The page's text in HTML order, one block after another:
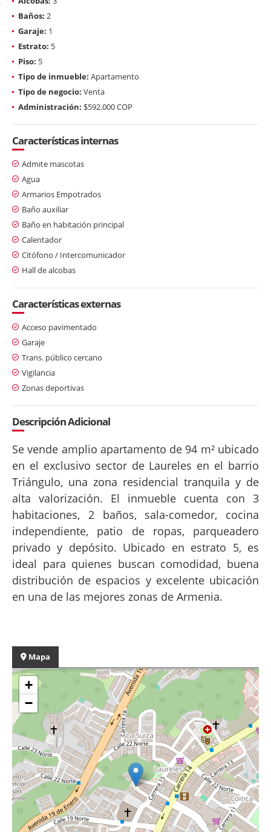
Baños: 2
Garaje: 1
Estrato: 5
Piso: 5
Tipo de inmueble: Apartamento
Tipo de negocio: Venta
Administración: $592.000 COP
Características internas
Admite mascotas
Agua
Armarios Empotrados
Baño auxiliar
Baño en habitación principal
Calentador
Citófono / Intercomunicador
Hall de alcobas
Características externas
Acceso pavimentado
Garaje
Trans. público cercano
Vigilancia
Zonas deportivas
Descripción Adicional
Se vende amplio apartamento de 94 m² ubicado
en el exclusivo sector de Laureles en el barrio
Triángulo, una zona residencial tranquila y de
alta valorización. El inmueble cuenta con 3
habitaciones, 2 baños, sala-comedor, cocina
independiente, patio de ropas, parqueadero
privado y depósito. Ubicado en estrato 5, es
ideal para quienes buscan comodidad, buena
distribución de espacios y excelente ubicación
en una de las mejores zonas de Armenia.
Mapa
+
−